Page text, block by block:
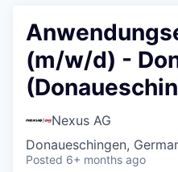
(m/w/d) -
Nexus AG
Donaueschingen,
Posted 6+ months ago